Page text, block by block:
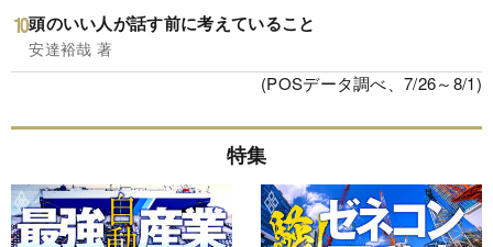
頭のいい人が話す前に考えていること
安達裕哉 著
(POSデータ調べ、7/26～8/1)
特集